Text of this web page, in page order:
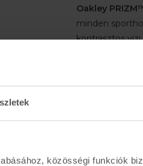
közösségi funkciók
Oakley
minden
kontrasztos
technológia,
Oakley High
Definition
biztosít, és a
Könnyű O